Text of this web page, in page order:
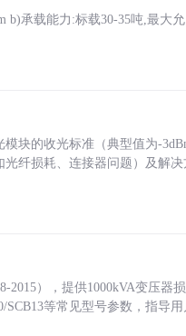
b)承载能力:标载30-35吨,最大允
块的收光标准（典型值为-
纤损耗、连接器问题）及解
），提供1000kVA变压器
等常见型号参数，指导